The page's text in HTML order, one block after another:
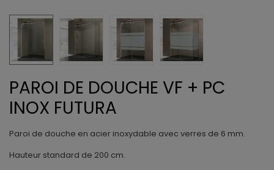
PAROI DE DOUCHE VF + PC
INOX FUTURA
Paroi de douche en acier inoxydable avec verres de 6 mm.
Hauteur standard de 200 cm.